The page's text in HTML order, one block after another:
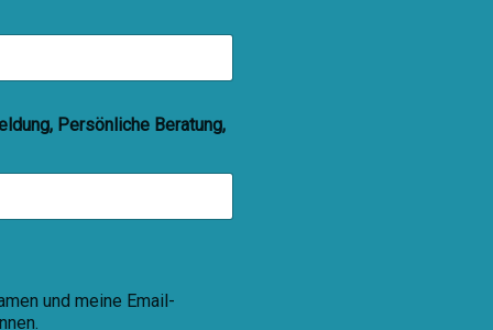
Persönliche Beratung,
und meine Email-